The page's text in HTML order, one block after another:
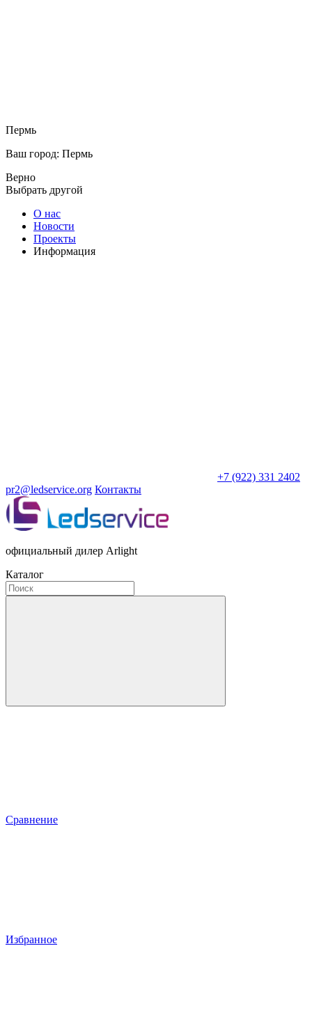
Пермь
Ваш город: Пермь
Верно
Выбрать другой
О нас
Новости
Проекты
Информация
+7 (922) 331 2402
pr2@ledservice.org Контакты
официальный дилер Arlight
Каталог
Сравнение
Избранное